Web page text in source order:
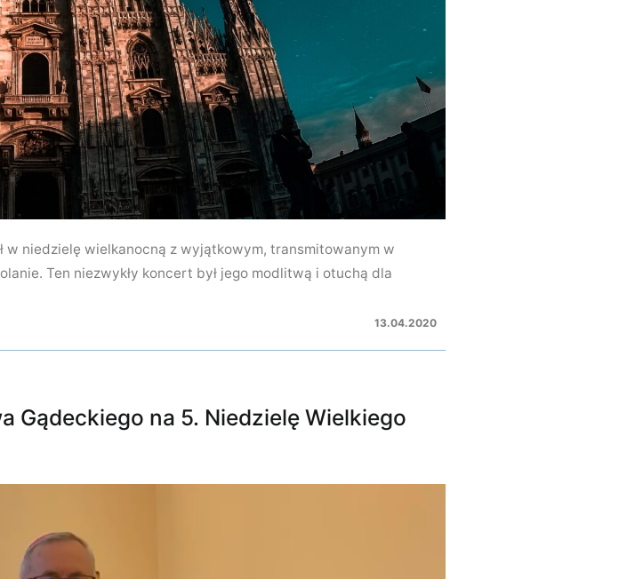
w niedzielę wielkanocną z wyjątkowym, transmitowanym w
Ten niezwykły koncert był jego modlitwą i otuchą dla
13.04.2020
Gądeckiego na 5. Niedzielę Wielkiego